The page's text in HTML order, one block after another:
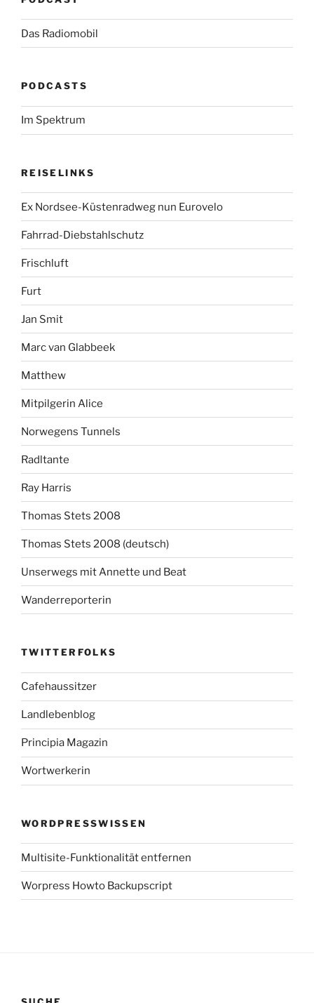
Das Radiomobil
PODCASTS
Im Spektrum
REISELINKS
Ex Nordsee-Küstenradweg nun Eurovelo
Fahrrad-Diebstahlschutz
Frischluft
Furt
Jan Smit
Marc van Glabbeek
Matthew
Mitpilgerin Alice
Norwegens Tunnels
Radltante
Ray Harris
Thomas Stets 2008
Thomas Stets 2008 (deutsch)
Unserwegs mit Annette und Beat
Wanderreporterin
TWITTERFOLKS
Cafehaussitzer
Landlebenblog
Principia Magazin
Wortwerkerin
WORDPRESSWISSEN
Multisite-Funktionalität entfernen
Worpress Howto Backupscript